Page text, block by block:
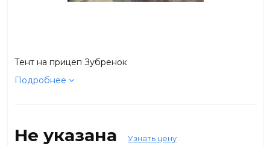
Тент на прицеп Зубренок
Подробнее
Не указана Узнать цену